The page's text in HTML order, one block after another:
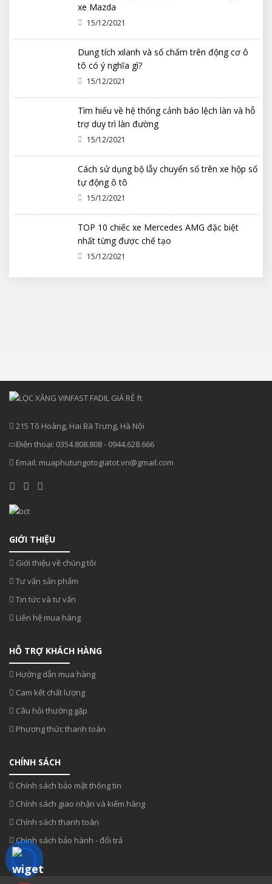
xe Mazda
15/12/2021
Dung tích xilanh và số chấm trên động cơ ô
tô có ý nghĩa gì?
15/12/2021
Tìm hiểu về hệ thống cảnh báo lệch làn và hỗ
trợ duy trì làn đường
15/12/2021
Cách sử dụng bộ lẫy chuyển số trên xe hộp số
tự động ô tô
15/12/2021
TOP 10 chiếc xe Mercedes AMG đặc biệt
nhất từng được chế tạo
15/12/2021
215 Tô Hoàng, Hai Bà Trưng, Hà Nội
Điện thoại: 0354.808.808- 0944.628.666
Email: muaphutungotogiatot.vn@gmail.com
GIỚI THIỆU
Giới thiệu về chúng tôi
Tư vấn sản phẩm
Tin tức và tư vấn
Liên hệ mua hàng
HỖ TRỢ KHÁCH HÀNG
Hướng dẫn mua hàng
Cam kết chất lượng
Câu hỏi thường gặp
Phương thức thanh toán
CHÍNH SÁCH
Chính sách bảo mật thông tin
Chính sách giao nhận và kiểm hàng
Chính sách thanh toán
Chính sách bảo hành - đổi trả